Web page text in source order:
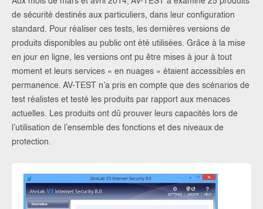
de sécurité destinés aux particuliers, dans leur configuration
standard. Pour réaliser ces tests, les dernières versions de
produits disponibles au public ont été utilisées. Grâce à la mise
en jour en ligne, les versions ont pu être mises à jour à tout
moment et leurs services « en nuages » étaient accessibles en
permanence. AV-TEST n’a pris en compte que des scénarios de
test réalistes et testé les produits par rapport aux menaces
actuelles. Les produits ont dû prouver leurs capacités lors de
l’utilisation de l’ensemble des fonctions et des niveaux de
protection.